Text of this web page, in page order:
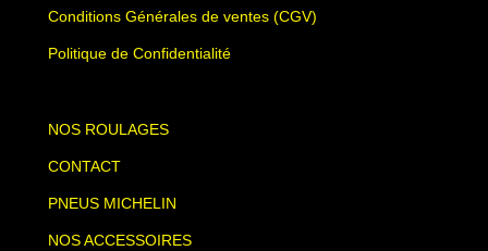
Conditions Générales de ventes (CGV)
Politique de Confidentialité
NOS ROULAGES
CONTACT
PNEUS MICHELIN
NOS ACCESSOIRES